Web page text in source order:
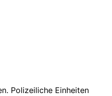
Polizeiliche Einheiten